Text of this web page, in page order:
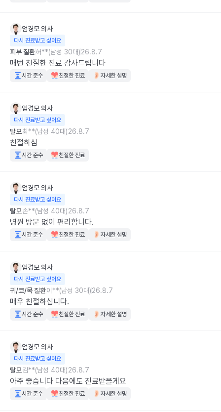
엄경모 의사
다시 진료받고 싶어요
피부 질환허**(남성 30대)26.8.7
매번 친절한 진료 감사드립니다
시간 준수 친절한 진료 자세한 설명
엄경모 의사
다시 진료받고 싶어요
탈모최**(남성 40대)26.8.7
친절하심
시간 준수 친절한 진료
엄경모 의사
다시 진료받고 싶어요
탈모손**(남성 40대)26.8.7
병원 방문 없이 편리합니다.
시간 준수 친절한 진료 자세한 설명
엄경모 의사
다시 진료받고 싶어요
귀/코/목 질환이**(남성 30대)26.8.7
매우 친절하십니다.
시간 준수 친절한 진료 자세한 설명
엄경모 의사
다시 진료받고 싶어요
탈모김**(남성 40대)26.8.7
아주 좋습니다 다음에도 진료받을게요
시간 준수 친절한 진료 자세한 설명